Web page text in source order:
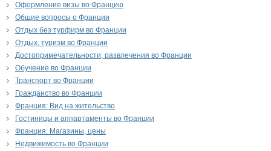
Оформление визы во Францию
Общие вопросы о Франции
Отдых без турфирм во Франции
Отдых, туризм во Франции
Достопримечательности, развлечения во Франции
Обучение во Франции
Транспорт во Франции
Гражданство во Франции
Франция: Вид на жительство
Гостиницы и аппартаменты во Франции
Франция: Магазины, цены
Недвижимость во Франции